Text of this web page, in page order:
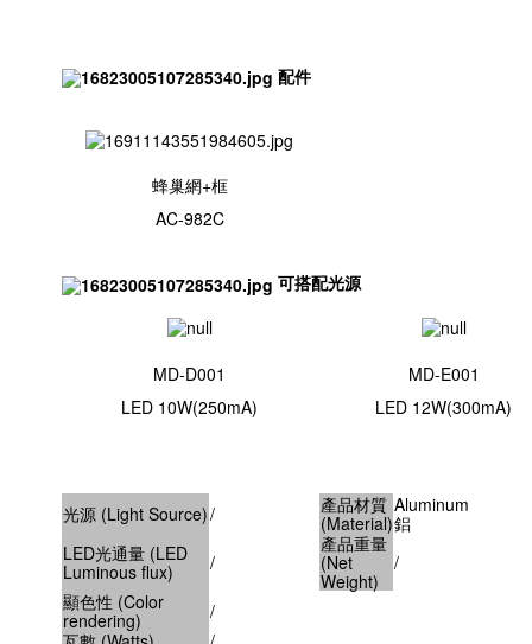
配件
蜂巢網+框
AC-982C
可搭配光源
MD-D001
LED 10W(250mA)
MD-E001
LED 12W(300mA)
光源 (Light Source)/
產品材質
(Material)
Aluminum
鋁
LED光通量 (LED
Luminous flux)
/
產品重量
(Net
Weight)
/
顯色性 (Color
rendering)
/